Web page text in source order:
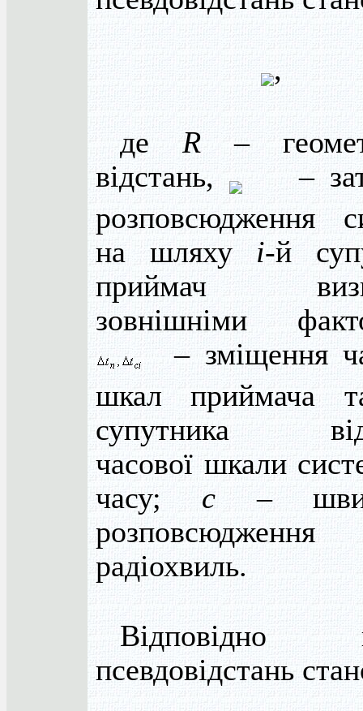
,
деR –
відстань,
–
розповсюдження
на шляхуі-й
приймач
зовнішніми
– зміщення
шкал приймача
супутника
часової шкали
часу; с –
розповсюдження
радіохвиль.
Відповідно
псевдовідстань